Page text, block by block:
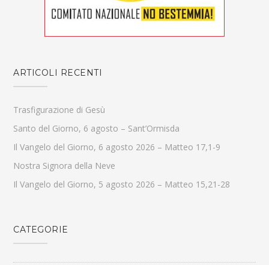
ARTICOLI RECENTI
Trasfigurazione di Gesù
Santo del Giorno, 6 agosto – Sant’Ormisda
Il Vangelo del Giorno, 6 agosto 2026 – Matteo 17,1-9
Nostra Signora della Neve
Il Vangelo del Giorno, 5 agosto 2026 – Matteo 15,21-28
CATEGORIE